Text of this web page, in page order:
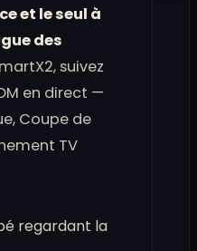
et le seul à
des
suivez
en direct —
Coupe de
TV